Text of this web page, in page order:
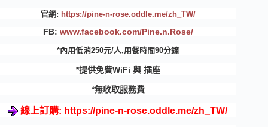
官網: https://pine-n-rose.oddle.me/zh_TW/
FB: www.facebook.com/Pine.n.Rose/
*內用低消250元/人,用餐時間90分鐘
*提供免費WiFi 與 插座
*無收取服務費
線上訂購: https://pine-n-rose.oddle.me/zh_TW/